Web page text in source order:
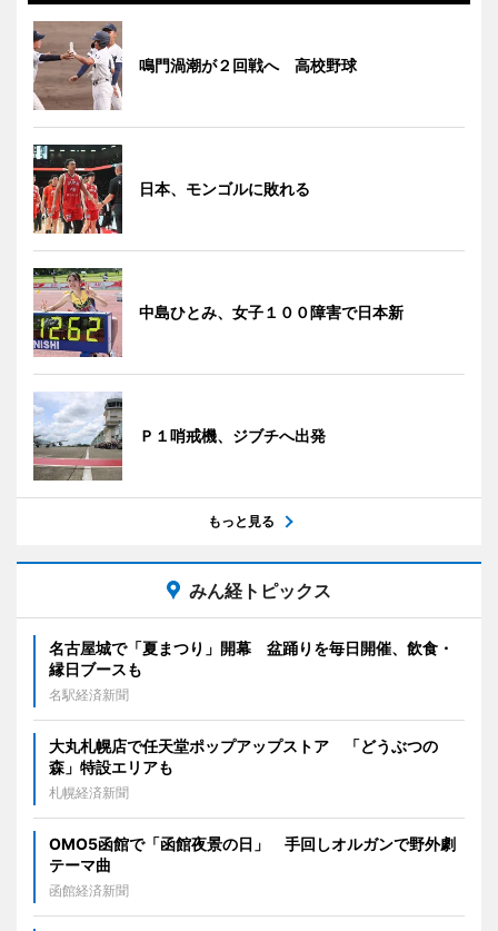
鳴門渦潮が２回戦へ 高校野球
日本、モンゴルに敗れる
中島ひとみ、女子１００障害で日本新
Ｐ１哨戒機、ジブチへ出発
もっと見る
みん経トピックス
名古屋城で「夏まつり」開幕 盆踊りを毎日開催、飲食・
縁日ブースも
名駅経済新聞
大丸札幌店で任天堂ポップアップストア 「どうぶつの
森」特設エリアも
札幌経済新聞
OMO5函館で「函館夜景の日」 手回しオルガンで野外劇
テーマ曲
函館経済新聞